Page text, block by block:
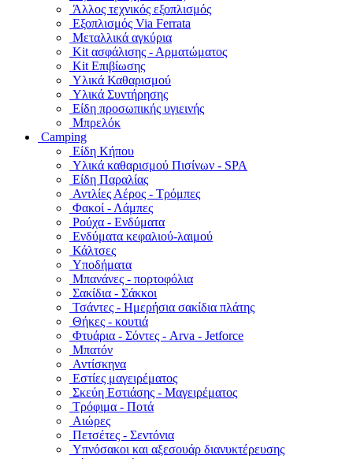
Άλλος τεχνικός εξοπλισμός
Εξοπλισμός Via Ferrata
Μεταλλικά αγκύρια
Kit ασφάλισης - Αρματώματος
Kit Επιβίωσης
Υλικά Καθαρισμού
Υλικά Συντήρησης
Είδη προσωπικής υγιεινής
Μπρελόκ
Camping
Είδη Κήπου
Υλικά καθαρισμού Πισίνων - SPA
Είδη Παραλίας
Αντλίες Αέρος - Τρόμπες
Φακοί - Λάμπες
Ρούχα - Ενδύματα
Ενδύματα κεφαλιού-λαιμού
Κάλτσες
Υποδήματα
Μπανάνες - πορτοφόλια
Σακίδια - Σάκκοι
Τσάντες - Ημερήσια σακίδια πλάτης
Θήκες - κουτιά
Φτυάρια - Σόντες - Arva - Jetforce
Μπατόν
Αντίσκηνα
Εστίες μαγειρέματος
Σκεύη Εστιάσης - Μαγειρέματος
Τρόφιμα - Ποτά
Αιώρες
Πετσέτες - Σεντόνια
Υπνόσακοι και αξεσουάρ διανυκτέρευσης